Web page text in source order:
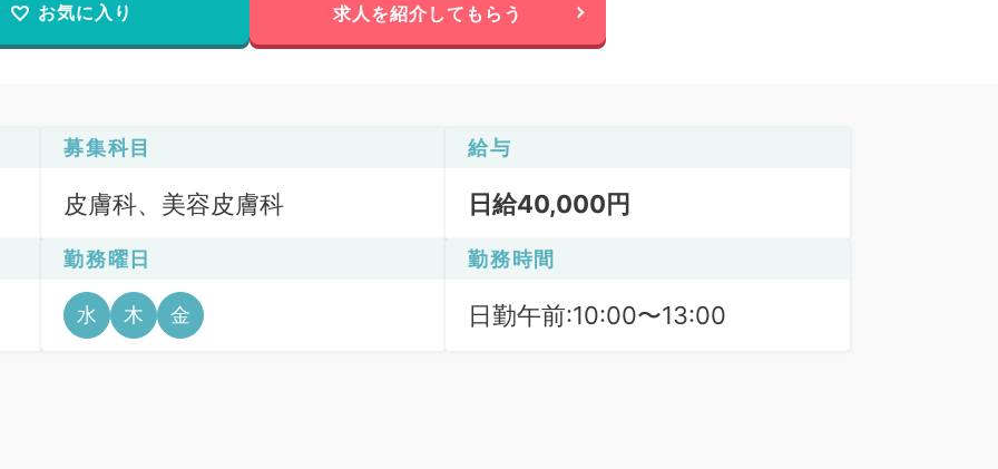
お気に入り 求人を紹介してもらう
募集科目
皮膚科、美容皮膚科
給与
日給40,000円
勤務曜日
水 木 金
勤務時間
日勤午前:10:00〜13:00